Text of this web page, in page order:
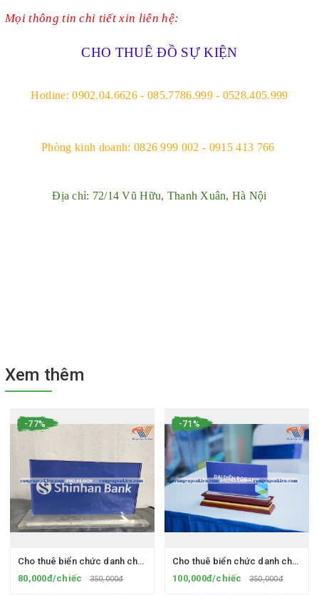
Mọi thông tin chi tiết xin liên hệ:
CHO THUÊ ĐỒ SỰ KIỆN
Hotline: 0902.04.6626 - 085.7786.999 - 0528.405.999
Phòng kinh doanh: 0826 999 002 - 0915 413 766
Địa chỉ: 72/14 Vũ Hữu, Thanh Xuân, Hà Nội
Xem thêm
-77%
Cho thuê biển chức danh chân Mica
80,000đ/chiếc
350,000đ
-71%
Cho thuê biển chức danh chân gỗ
100,000đ/chiếc
350,000đ